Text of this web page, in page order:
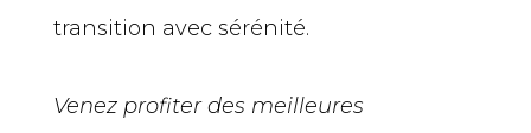
transition avec sérénité.
Venez profiter des meilleures